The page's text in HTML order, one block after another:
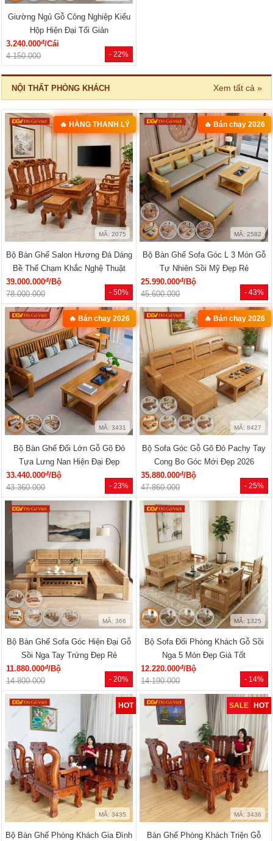
- 22%
Giường Ngủ Gỗ Công Nghiệp Kiểu
Hộp Hiện Đại Tối Giản
3.240.000đ/Cái
4.150.000
NỘI THẤT PHÒNG KHÁCH Xem tất cả »
- 50%
🔥 HÀNG THANH LÝ
MÃ: 2075
Bộ Bàn Ghế Salon Hương Đá Dáng
Bề Thế Chạm Khắc Nghệ Thuật
39.000.000đ/Bộ
78.000.000
- 43%
🔥 Bán chạy 2026
MÃ: 2582
Bộ Bàn Ghế Sofa Góc L 3 Món Gỗ
Tự Nhiên Sồi Mỹ Đẹp Rẻ
25.990.000đ/Bộ
45.600.000
- 23%
🔥 Bán chạy 2026
MÃ: 3431
Bộ Bàn Ghế Đối Lớn Gỗ Gõ Đỏ
Tựa Lưng Nan Hiện Đại Đẹp
33.440.000đ/Bộ
43.360.000
- 25%
🔥 Bán chạy 2026
MÃ: 8427
Bộ Sofa Góc Gỗ Gõ Đỏ Pachy Tay
Cong Bo Góc Mới Đẹp 2026
35.880.000đ/Bộ
47.860.000
- 20%
MÃ: 366
Bộ Bàn Ghế Sofa Góc Hiện Đại Gỗ
Sồi Nga Tay Trứng Đẹp Rẻ
11.880.000đ/Bộ
14.800.000
- 14%
MÃ: 1325
Bộ Sofa Đối Phòng Khách Gỗ Sồi
Nga 5 Món Đẹp Giá Tốt
12.220.000đ/Bộ
14.190.000
HOT
MÃ: 3435
Bộ Bàn Ghế Phòng Khách Gia Đình
SALE HOT
MÃ: 3436
Bàn Ghế Phòng Khách Triện Gỗ